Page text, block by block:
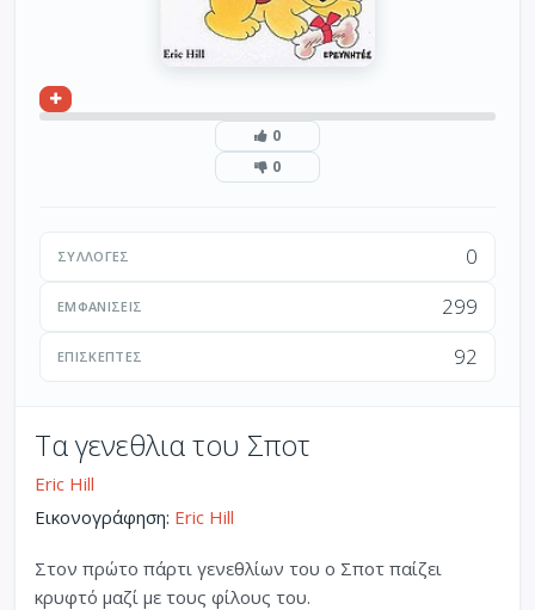
0
0
ΣΥΛΛΟΓΈΣ 0
ΕΜΦΑΝΊΣΕΙΣ 299
ΕΠΙΣΚΈΠΤΕΣ 92
Τα γενεθλια του Σποτ
Eric Hill
Εικονογράφηση: Eric Hill
Στον πρώτο πάρτι γενεθλίων του ο Σποτ παίζει
κρυφτό μαζί με τους φίλους του.